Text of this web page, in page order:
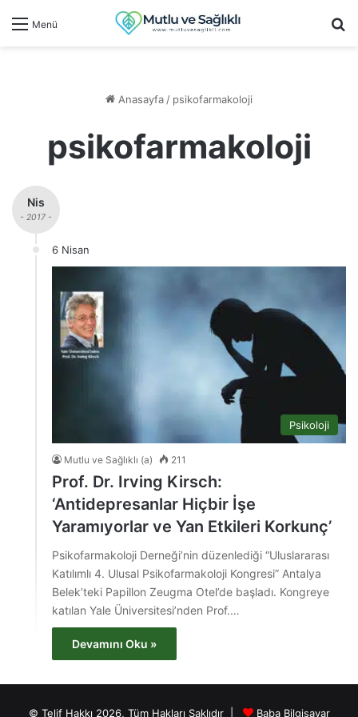
Menü
Anasayfa/ psikofarmakoloji
psikofarmakoloji
Nis
- 2017 -
6 Nisan
Psikoloji
Mutlu ve Sağlıklı (a) 211
Prof. Dr. Irving Kirsch:
‘Antidepresanlar Hiçbir İşe
Yaramıyorlar ve Yan Etkileri Korkunç’
Psikofarmakoloji Derneği’nin düzenlediği “Uluslararası
Katılımlı 4. Ulusal Psikofarmakoloji Kongresi” Antalya
Belek’teki Papillon Zeugma Otel’de başladı. Kongreye
katılan Yale Üniversitesi’nden Prof.…
Devamını Oku »
© Telif Hakkı 2026, Tüm Hakları Saklıdır | Baba Bilgisayar